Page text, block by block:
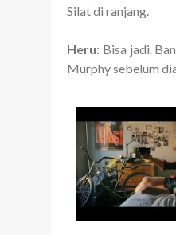
Silat di ranjang.
Heru: Bisa jadi.
Murphy sebelum